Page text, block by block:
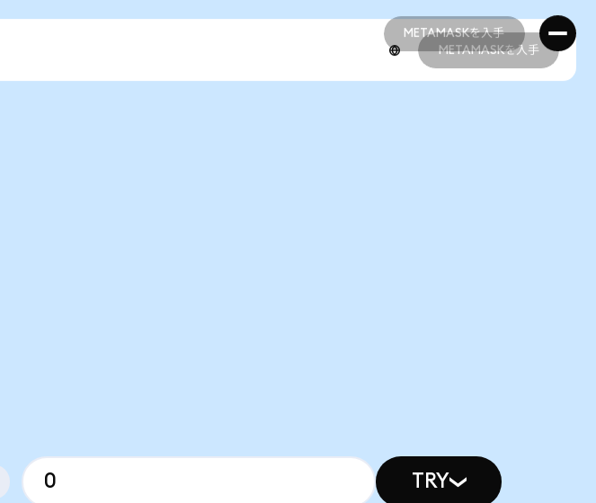
METAMASKを入手
METAMASKを入手
METAMASKを入手
TRY